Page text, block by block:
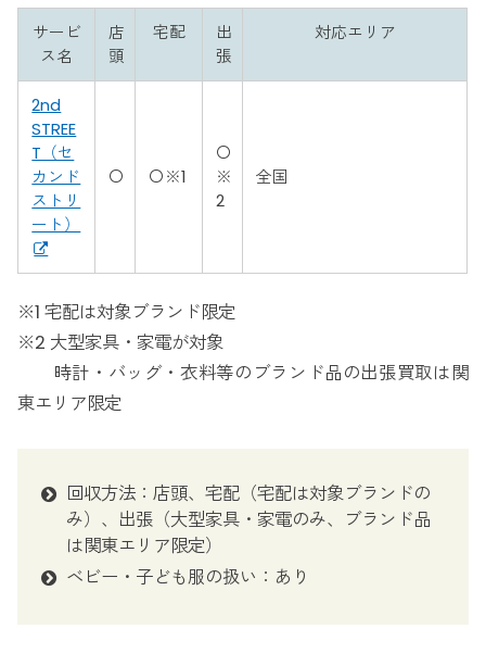
サービ
ス名
店
頭
宅配
出
張
対応エリア
2nd
STREE
T（セ
カンド
ストリ
ート）
〇 〇※1
〇
※
2
全国
※1 宅配は対象ブランド限定
※2 大型家具・家電が対象
時計・バッグ・衣料等のブランド品の出張買取は関
東エリア限定
回収方法：店頭、宅配（宅配は対象ブランドの
み）、出張（大型家具・家電のみ、ブランド品
は関東エリア限定）
ベビー・子ども服の扱い：あり